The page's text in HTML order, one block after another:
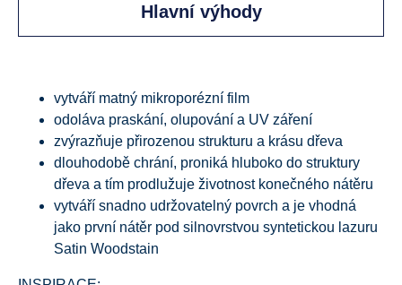
Hlavní výhody
vytváří matný mikroporézní film
odoláva praskání, olupování a UV záření
zvýrazňuje přirozenou strukturu a krásu dřeva
dlouhodobě chrání, proniká hluboko do struktury
dřeva a tím prodlužuje životnost konečného nátěru
vytváří snadno udržovatelný povrch a je vhodná
jako první nátěr pod silnovrstvou syntetickou lazuru
Satin Woodstain